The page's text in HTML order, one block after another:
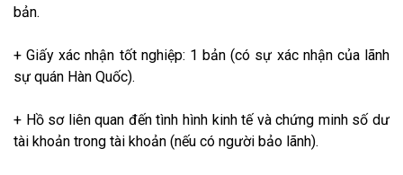
bản.
+ Giấy xác nhận tốt nghiệp: 1 bản (có sự xác nhận của lãnh
sự quán Hàn Quốc).
+ Hồ sơ liên quan đến tình hình kinh tế và chứng minh số dư
tài khoản trong tài khoản (nếu có người bảo lãnh).